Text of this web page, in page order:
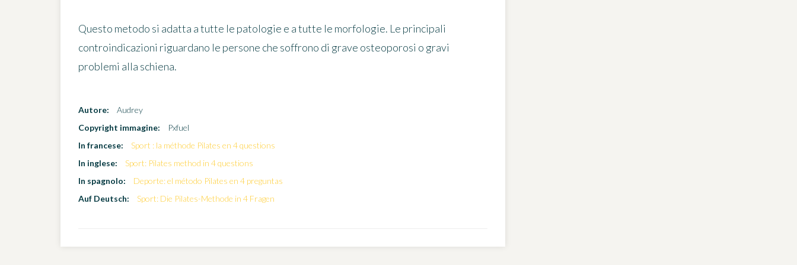
Questo metodo si adatta a tutte le patologie e a tutte le morfologie. Le principali
controindicazioni riguardano le persone che soffrono di grave osteoporosi o gravi
problemi alla schiena.
Autore:
Audrey
Copyright immagine:
Pxfuel
In francese:
Sport : la méthode Pilates en 4 questions
In inglese:
Sport: Pilates method in 4 questions
In spagnolo:
Deporte: el método Pilates en 4 preguntas
Auf Deutsch:
Sport: Die Pilates-Methode in 4 Fragen